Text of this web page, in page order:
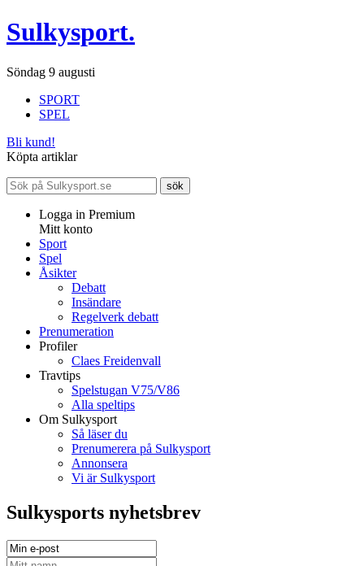
Sulkysport.
Söndag 9 augusti
SPORT
SPEL
Bli kund!
Köpta artiklar
Logga in Premium
Mitt konto
Sport
Spel
Åsikter
Debatt
Insändare
Regelverk debatt
Prenumeration
Profiler
Claes Freidenvall
Travtips
Spelstugan V75/V86
Alla speltips
Om Sulkysport
Så läser du
Prenumerera på Sulkysport
Annonsera
Vi är Sulkysport
Sulkysports nyhetsbrev